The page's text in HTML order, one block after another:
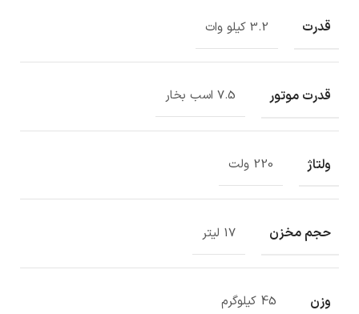
قدرت 3.2 کیلو وات
قدرت موتور 7.5 اسب بخار
ولتاژ 220 ولت
حجم مخزن 17 لیتر
وزن 45 کیلوگرم